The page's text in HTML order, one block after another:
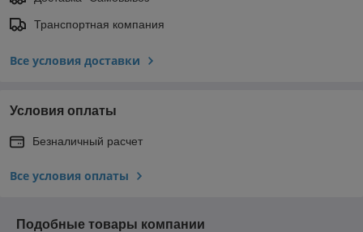
Транспортная компания
Все условия доставки
Условия оплаты
Безналичный расчет
Все условия оплаты
Подобные товары компании